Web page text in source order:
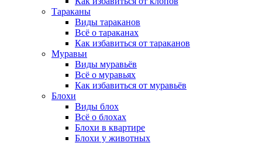
Тараканы
Виды тараканов
Всё о тараканах
Как избавиться от тараканов
Муравьи
Виды муравьёв
Всё о муравьях
Как избавиться от муравьёв
Блохи
Виды блох
Всё о блохах
Блохи в квартире
Блохи у животных